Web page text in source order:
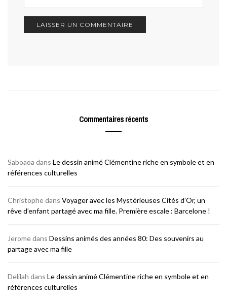
Commentaires récents
Saboaoa dans Le dessin animé Clémentine riche en symbole et en
références culturelles
Christophedans Voyager avec les Mystérieuses Cités d’Or, un
rêve d’enfant partagé avec ma fille. Première escale : Barcelone !
Jeromedans Dessins animés des années 80: Des souvenirs au
partage avec ma fille
Delilah dans Le dessin animé Clémentine riche en symbole et en
références culturelles